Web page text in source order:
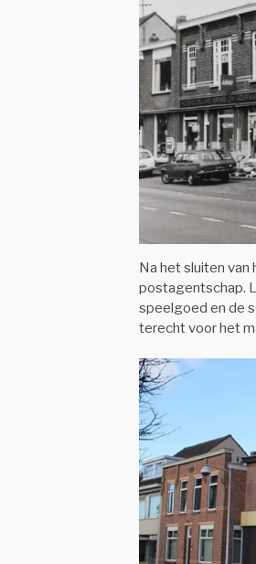
Na het sluiten
postagentschap.
speelgoed en de
terecht voor het